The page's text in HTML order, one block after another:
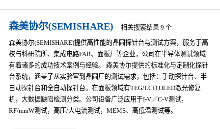
森美协尔(SEMISHARE) 相关搜索结果 9 个
森美协尔(SEMISHARE)提供高性能的晶圆探针台与测试方案，服务于高
校与科研院所、集成电路FAB、面板厂等企业，公司在半导体测试领域
有着诸多的成功技术案例与经验。 森美协尔提供的标准化与定制化探针
台系统，涵盖了从实验室到晶圆厂的测试需求，包括：手动探针台、半
自动探针台和全自动探针台。在面板领域有TEG/LCD,OLED激光修复
机，大数据缺陷检测分类。公司设备广泛应用于I-V／C-V测试，
RF/mmW测试，高压/大电流测试，MEMS、高低温测试等。